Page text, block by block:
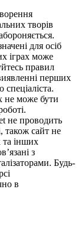
творів
для осіб
іграх може
правил
перших
спеціаліста.
не може бути
не проводить
також сайт не
та інших
з
Будь-
в